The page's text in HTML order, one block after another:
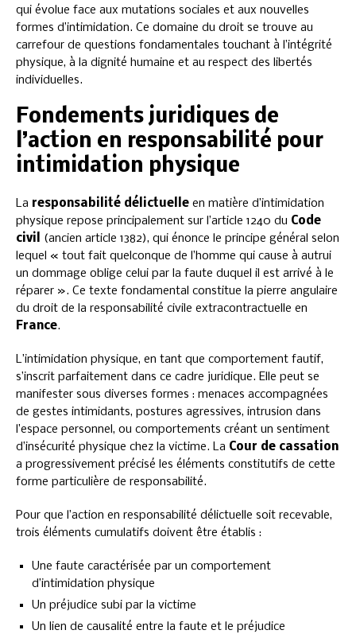
qui évolue face aux mutations sociales et aux nouvelles
formes d’intimidation. Ce domaine du droit se trouve au
carrefour de questions fondamentales touchant à l’intégrité
physique, à la dignité humaine et au respect des libertés
individuelles.
Fondements juridiques de
l’action en responsabilité pour
intimidation physique
La responsabilité délictuelle en matière d’intimidation
physique repose principalement sur l’article 1240 du Code
civil
(ancien article 1382), qui énonce le principe général selon
lequel « tout fait quelconque de l’homme qui cause à autrui
un dommage oblige celui par la faute duquel il est arrivé à le
réparer ». Ce texte fondamental constitue la pierre angulaire
du droit de la responsabilité civile extracontractuelle en
France.
L’intimidation physique, en tant que comportement fautif,
s’inscrit parfaitement dans ce cadre juridique. Elle peut se
manifester sous diverses formes : menaces accompagnées
de gestes intimidants, postures agressives, intrusion dans
l’espace personnel, ou comportements créant un sentiment
d’insécurité physique chez la victime. La Cour de cassation
a progressivement précisé les éléments constitutifs de cette
forme particulière de responsabilité.
Pour que l’action en responsabilité délictuelle soit recevable,
trois éléments cumulatifs doivent être établis :
Une faute caractérisée par un comportement
d’intimidation physique
Un préjudice subi par la victime
Un lien de causalité entre la faute et le préjudice